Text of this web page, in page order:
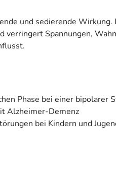
und sedierende
Spannungen,
Phase bei einer bipolarer
Alzheimer-Demenz
bei Kindern und